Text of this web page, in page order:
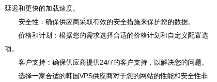
延迟和更快的加载速度。
安全性：确保供应商采取有效的安全措施来保护您的数据。
价格和计划：根据您的需求选择合适的价格计划和自定义配置选
项。
客户支持：确保供应商提供24/7的客户支持，以解决您的问题。
选择一家合适的韩国VPS供应商对于您的网站的性能和安全性非